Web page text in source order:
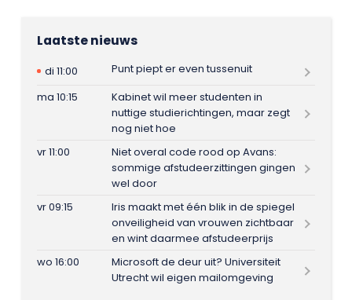
Laatste nieuws
di 11:00
Punt piept er even tussenuit
ma 10:15
Kabinet wil meer studenten in
nuttige studierichtingen, maar zegt
nog niet hoe
vr 11:00
Niet overal code rood op Avans:
sommige afstudeerzittingen gingen
wel door
vr 09:15
Iris maakt met één blik in de spiegel
onveiligheid van vrouwen zichtbaar
en wint daarmee afstudeerprijs
wo 16:00
Microsoft de deur uit? Universiteit
Utrecht wil eigen mailomgeving